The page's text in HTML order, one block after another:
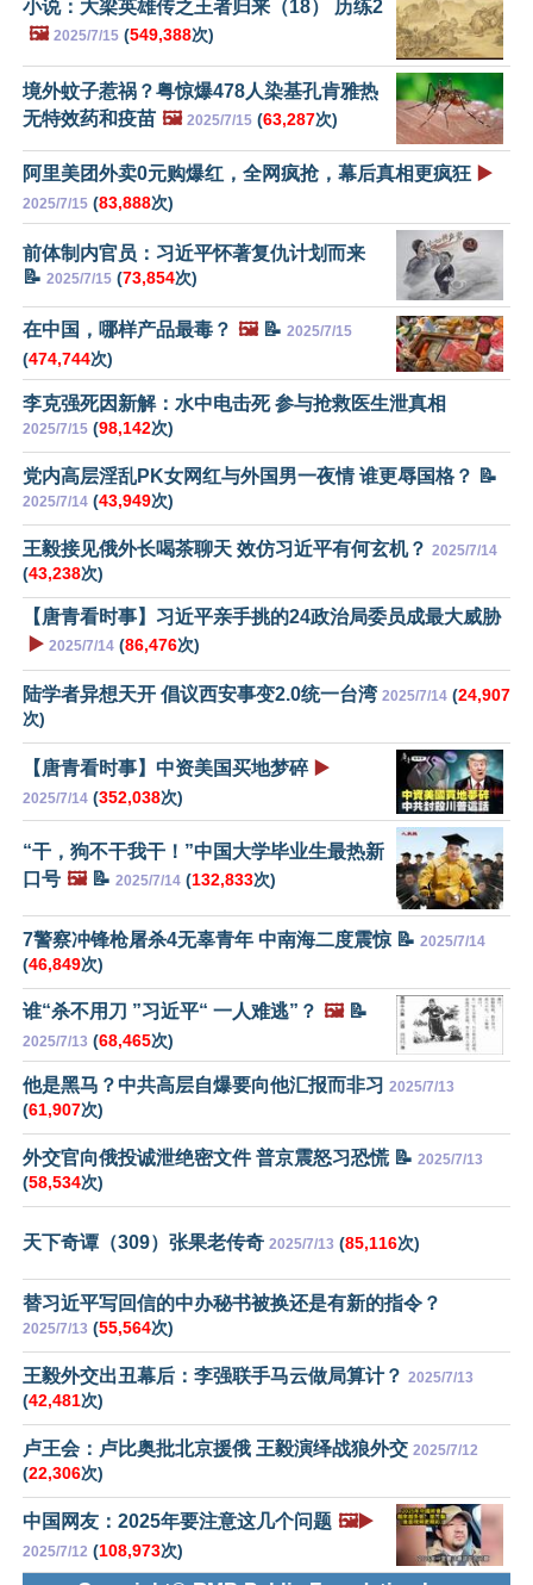
小说：大梁英雄传之王者归来（18） 历练2
🖼️ 2025/7/15 (549,388次)
境外蚊子惹祸？粤惊爆478人染基孔肯雅热
无特效药和疫苗 🖼️ 2025/7/15 (63,287次)
阿里美团外卖0元购爆红，全网疯抢，幕后真相更疯狂 ▶️
2025/7/15 (83,888次)
前体制内官员：习近平怀著复仇计划而来
📝 2025/7/15 (73,854次)
在中国，哪样产品最毒？ 🖼️📝 2025/7/15
(474,744次)
李克强死因新解：水中电击死 参与抢救医生泄真相
2025/7/15 (98,142次)
党内高层淫乱PK女网红与外国男一夜情 谁更辱国格？ 📝
2025/7/14 (43,949次)
王毅接见俄外长喝茶聊天 效仿习近平有何玄机？ 2025/7/14
(43,238次)
【唐青看时事】习近平亲手挑的24政治局委员成最大威胁
▶️ 2025/7/14 (86,476次)
陆学者异想天开 倡议西安事变2.0统一台湾 2025/7/14 (24,907
次)
【唐青看时事】中资美国买地梦碎 ▶️
2025/7/14 (352,038次)
“干，狗不干我干！”中国大学毕业生最热新
口号 🖼️📝 2025/7/14 (132,833次)
7警察冲锋枪屠杀4无辜青年 中南海二度震惊 📝 2025/7/14
(46,849次)
谁“杀不用刀 ”习近平“ 一人难逃”？ 🖼️📝
2025/7/13 (68,465次)
他是黑马？中共高层自爆要向他汇报而非习 2025/7/13
(61,907次)
外交官向俄投诚泄绝密文件 普京震怒习恐慌 📝 2025/7/13
(58,534次)
天下奇谭（309）张果老传奇 2025/7/13 (85,116次)
替习近平写回信的中办秘书被换还是有新的指令？
2025/7/13 (55,564次)
王毅外交出丑幕后：李强联手马云做局算计？ 2025/7/13
(42,481次)
卢王会：卢比奥批北京援俄 王毅演绎战狼外交 2025/7/12
(22,306次)
中国网友：2025年要注意这几个问题 🖼️▶️
2025/7/12 (108,973次)